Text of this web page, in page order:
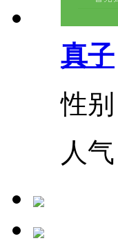
真子
性别
人气